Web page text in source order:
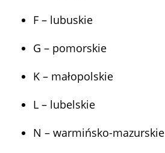
F – lubuskie
G – pomorskie
K – małopolskie
L – lubelskie
N – warmińsko-mazurskie